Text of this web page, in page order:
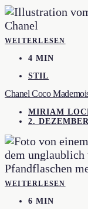
WEITERLESEN
4 MIN
STIL
Chanel Coco
MIRIAM
2.
WEITERLESEN
6 MIN